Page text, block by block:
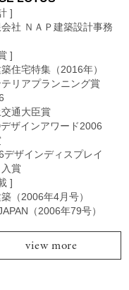
]
社 ＮＡＰ建築設計事務
]
住宅特集（2016年）
テリアプランニング賞
交通大臣賞
デザインアワード2006
デザインディスプレイ
賞
]
（2006年4月号）
（2006年79号）
view more